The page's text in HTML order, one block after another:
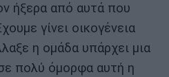
ήξερα από αυτά που
γίνει οικογένεια
η ομάδα υπάρχει μια
πολύ όμορφα αυτή η